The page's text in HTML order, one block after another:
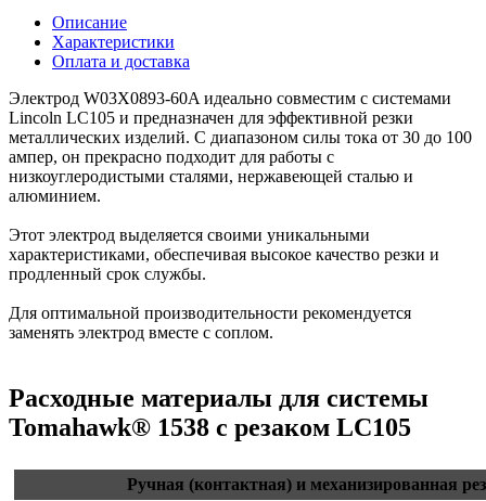
Описание
Характеристики
Оплата и доставка
Электрод W03X0893-60A идеально совместим с системами
Lincoln LC105 и предназначен для эффективной резки
металлических изделий. С диапазоном силы тока от 30 до 100
ампер, он прекрасно подходит для работы с
низкоуглеродистыми сталями, нержавеющей сталью и
алюминием.
Этот электрод выделяется своими уникальными
характеристиками, обеспечивая высокое качество резки и
продленный срок службы.
Для оптимальной производительности рекомендуется
заменять электрод вместе с соплом.
Расходные материалы для системы
Tomahawk® 1538 с резаком LC105
Ручная (контактная) и механизированная